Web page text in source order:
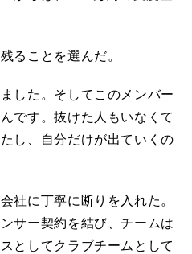
ることを選んだ。
した。そしてこのメンバー
です。抜けた人もいなくて
し、自分だけが出ていくの
社に丁寧に断りを入れた。
サー契約を結び、チームは
としてクラブチームとして